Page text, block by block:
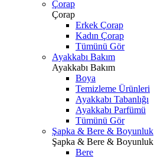
Çorap
Çorap
Erkek Çorap
Kadın Çorap
Tümünü Gör
Ayakkabı Bakım
Ayakkabı Bakım
Boya
Temizleme Ürünleri
Ayakkabı Tabanlığı
Ayakkabı Parfümü
Tümünü Gör
Şapka & Bere & Boyunluk
Şapka & Bere & Boyunluk
Bere